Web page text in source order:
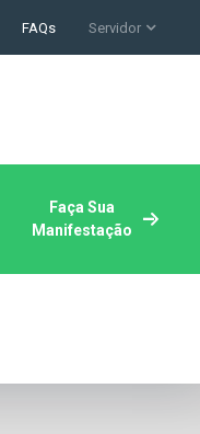
FAQs Servidor
Faça Sua
Manifestação